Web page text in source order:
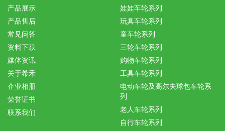
产品展示
产品售后
常见问答
资料下载
媒体资讯
关于希禾
企业相册
荣誉证书
联系我们
娃娃车轮系列
玩具车轮系列
童车轮系列
三轮车轮系列
购物车轮系列
工具车轮系列
电动车轮及高尔夫球包车轮系
列
老人车轮系列
自行车轮系列